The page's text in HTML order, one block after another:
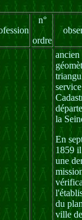
n°
ordre
ancien
la
En
1859
une
du
ville